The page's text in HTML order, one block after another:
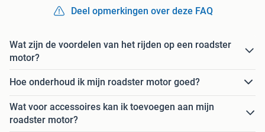
Deel opmerkingen over deze FAQ
Wat zijn de voordelen van het rijden op een roadster
motor?
Hoe onderhoud ik mijn roadster motor goed?
Wat voor accessoires kan ik toevoegen aan mijn
roadster motor?